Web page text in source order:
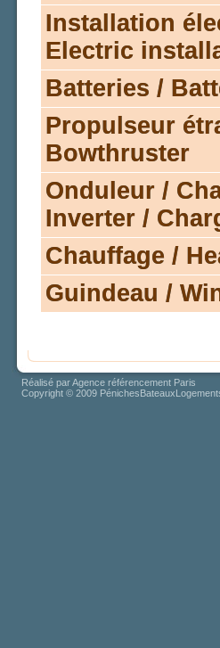
Installation
Electric
Batteries /
Propulseur
Bowthruster
Onduleur /
Inverter /
Chauffage /
Guindeau /
Réalisé parAgence référencement Paris
Copyright © 2009